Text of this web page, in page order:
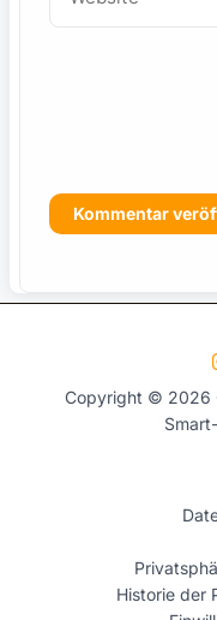
Copyright © 2026
Historie der